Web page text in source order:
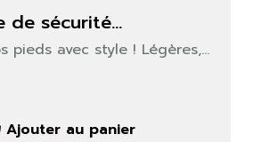
de sécurité...
pieds avec style ! Légères,...
Ajouter au panier